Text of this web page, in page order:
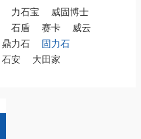
力石宝
威固博士
石盾 赛卡
威云
鼎力石
固力石
石安 大田家